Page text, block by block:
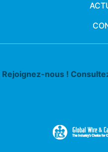
Rejoignez-nous !